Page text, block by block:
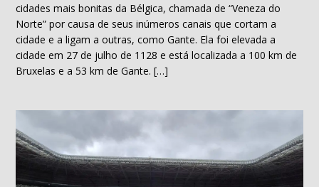
cidades mais bonitas da Bélgica, chamada de “Veneza do
Norte” por causa de seus inúmeros canais que cortam a
cidade e a ligam a outras, como Gante. Ela foi elevada a
cidade em 27 de julho de 1128 e está localizada a 100 km de
Bruxelas e a 53 km de Gante. […]